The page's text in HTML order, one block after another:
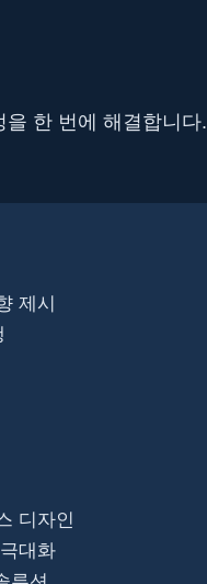
을 한 번에 해결합니다.
제시
디자인
대화